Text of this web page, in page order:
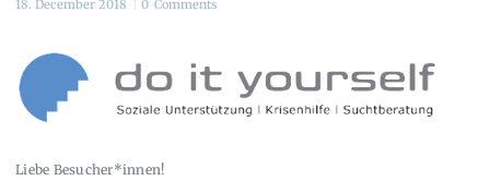
18. December 2018 0 Comments
Liebe Besucher*innen!